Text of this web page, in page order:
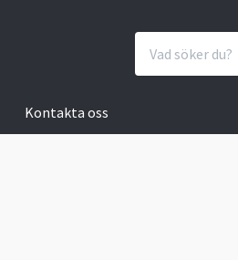
Kontakta oss